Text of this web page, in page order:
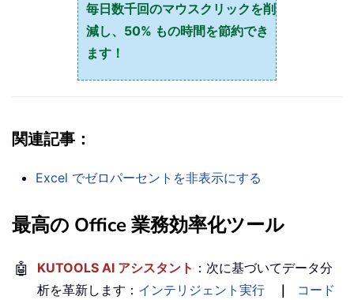
毎日数千回のマウスクリックを削
減し、50% もの時間を節約でき
ます！
関連記事：
Excel でゼロパーセントを非表示にする
最高の Office 業務効率化ツール
🤖 KUTOOLS AI アシスタント ：次に基づいてデータ分
析を革新します： インテリジェント実行 ｜
コード